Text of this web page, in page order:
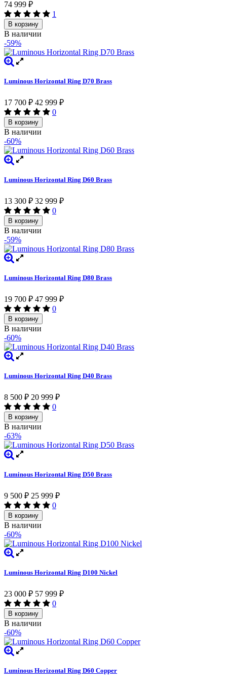
74 999 ₽
1
В корзину
В наличии
-59%
Luminous Horizontal Ring D70 Brass
17 700 ₽ 42 999 ₽
0
В корзину
В наличии
-60%
Luminous Horizontal Ring D60 Brass
13 300 ₽ 32 999 ₽
0
В корзину
В наличии
-59%
Luminous Horizontal Ring D80 Brass
19 700 ₽ 47 999 ₽
0
В корзину
В наличии
-60%
Luminous Horizontal Ring D40 Brass
8 500 ₽ 20 999 ₽
0
В корзину
В наличии
-63%
Luminous Horizontal Ring D50 Brass
9 500 ₽ 25 999 ₽
0
В корзину
В наличии
-60%
Luminous Horizontal Ring D100 Nickel
23 000 ₽ 57 999 ₽
0
В корзину
В наличии
-60%
Luminous Horizontal Ring D60 Copper